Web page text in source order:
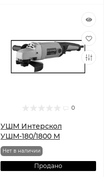
0
УШМ Интерскол
УШМ-180/1800 М
Нет в наличии
Продано